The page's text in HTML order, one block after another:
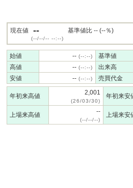
現在値 --
(--/--/-- --:--)
基準値比 -- (--％)
始値 -- (--:--)
基準値
高値
-- (--:--)
出来高
安値
-- (--:--) 売買代金
年初来高値 2,001
(26/03/30)
年初来安
上場来高値 --
(--/--/--)
上場来安